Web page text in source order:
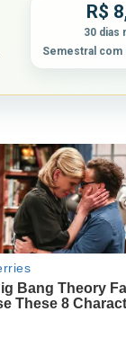
R$
30 dias
Semestral com